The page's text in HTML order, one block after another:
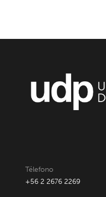
Télefono
+56 2 2676 2269